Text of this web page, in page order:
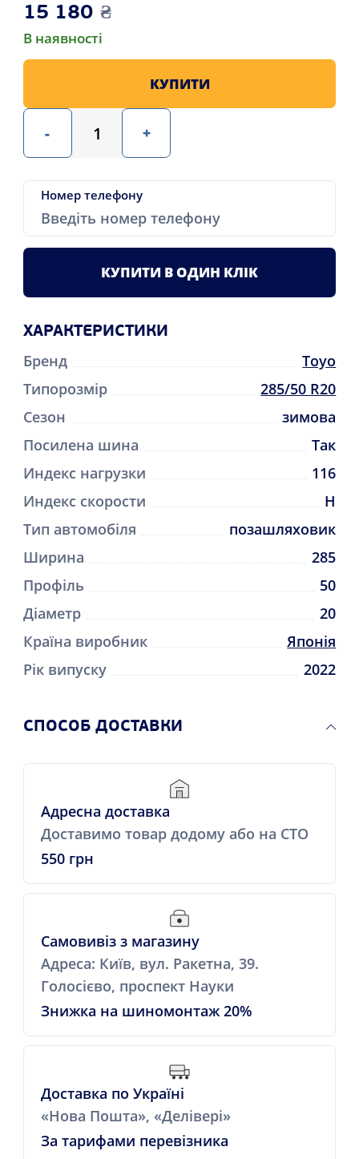
15 180 ₴
В наявності
- +
КУПИТИ
Номер телефону
КУПИТИ В ОДИН КЛІК
ХАРАКТЕРИСТИКИ
Бренд
Toyo
Типорозмір
285/50 R20
Сезон
зимова
Посилена шина
Так
Индекс нагрузки
116
Индекс скорости
H
Тип автомобіля
позашляховик
Ширина
285
Профіль
50
Діаметр
20
Країна виробник
Японія
Рік випуску
2022
CПОСОБ ДОСТАВКИ
Адресна доставка
Доставимо товар додому або на СТО
550 грн
Самовивіз з магазину
Адреса: Київ, вул. Ракетна, 39.
Голосієво, проспект Науки
Знижка на шиномонтаж 20%
Доставка по Україні
«Нова Пошта», «Делівері»
За тарифами перевізника